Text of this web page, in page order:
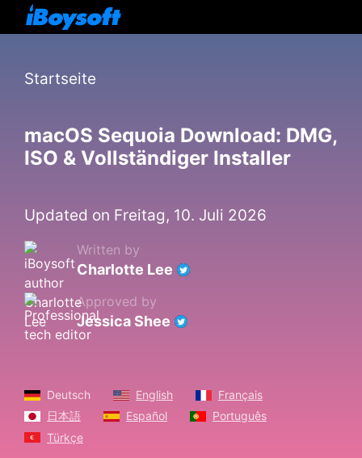
Startseite
macOS Sequoia Download: DMG,
ISO & Vollständiger Installer
Updated on Freitag, 10. Juli 2026
Written by
Charlotte Lee
Approved by
Jessica Shee
Deutsch English
Français
日本語
Español
Português
Türkçe